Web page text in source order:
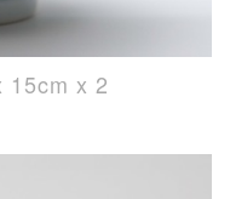
15cm x 2